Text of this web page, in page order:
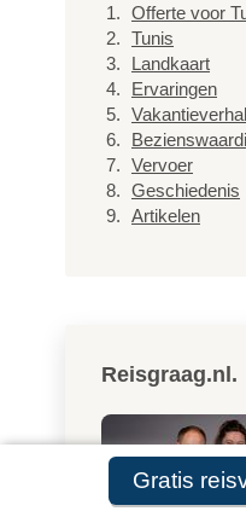
Gratis
Offerte voor
Tunis
Landkaart
Ervaringen
Vervoer
Geschiedenis
Artikelen
Reisgraag.nl.